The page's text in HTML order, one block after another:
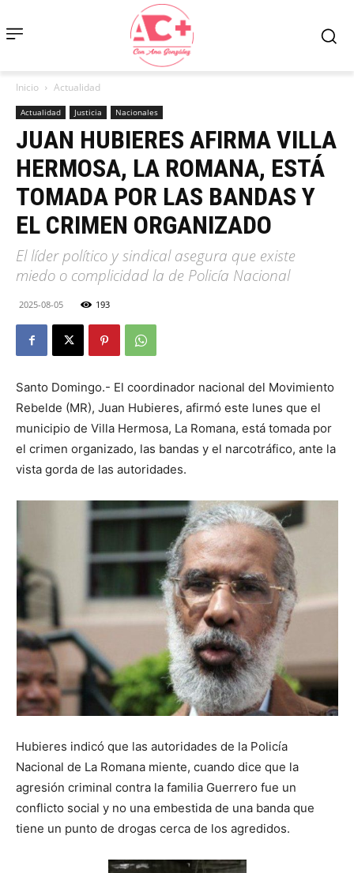
Inicio Actualidad
Actualidad Justicia Nacionales
JUAN HUBIERES AFIRMA VILLA
HERMOSA, LA ROMANA, ESTÁ
TOMADA POR LAS BANDAS Y
EL CRIMEN ORGANIZADO
El líder político y sindical asegura que existe
miedo o complicidad la de Policía Nacional
2025-08-05 193
Santo Domingo.- El coordinador nacional del Movimiento
Rebelde (MR), Juan Hubieres, afirmó este lunes que el
municipio de Villa Hermosa, La Romana, está tomada por
el crimen organizado, las bandas y el narcotráfico, ante la
vista gorda de las autoridades.
Hubieres indicó que las autoridades de la Policía
Nacional de La Romana miente, cuando dice que la
agresión criminal contra la familia Guerrero fue un
conflicto social y no una embestida de una banda que
tiene un punto de drogas cerca de los agredidos.